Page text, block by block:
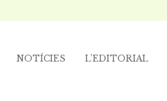
NOTÍCIES L’EDITORIAL